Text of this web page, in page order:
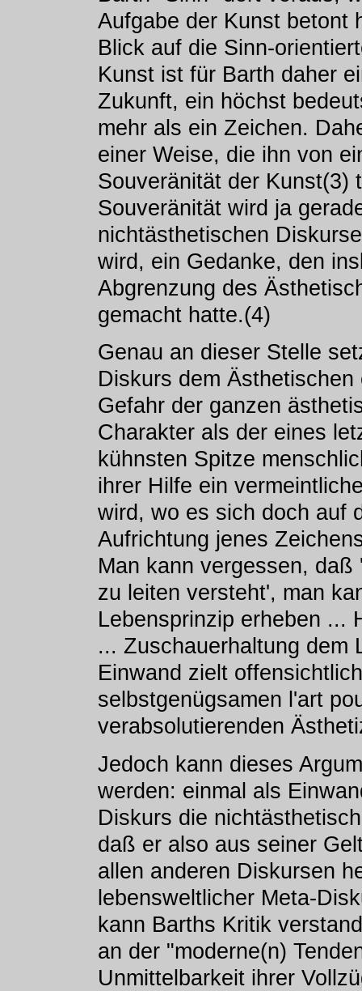
Aufgabe der Kunst betont
Blick auf die Sinn-
Kunst ist für Barth daher
Zukunft, ein höchst
mehr als ein Zeichen.
einer Weise, die ihn von
Souveränität der Kunst(3)
Souveränität wird ja
nichtästhetischen
wird, ein Gedanke, den
Abgrenzung des
gemacht hatte.(4)
Genau an dieser Stelle
Diskurs dem
Gefahr der ganzen
Charakter als der eines
kühnsten Spitze
ihrer Hilfe ein
wird, wo es sich doch auf
Aufrichtung jenes
Man kann vergessen,
zu leiten versteht', man
Lebensprinzip erheben ...
... Zuschauerhaltung dem
Einwand zielt
selbstgenügsamen l'art
verabsolutierenden
Jedoch kann dieses
werden: einmal als
Diskurs die
daß er also aus seiner
allen anderen Diskursen
lebensweltlicher Meta-
kann Barths Kritik
an der "moderne(n)
Unmittelbarkeit ihrer